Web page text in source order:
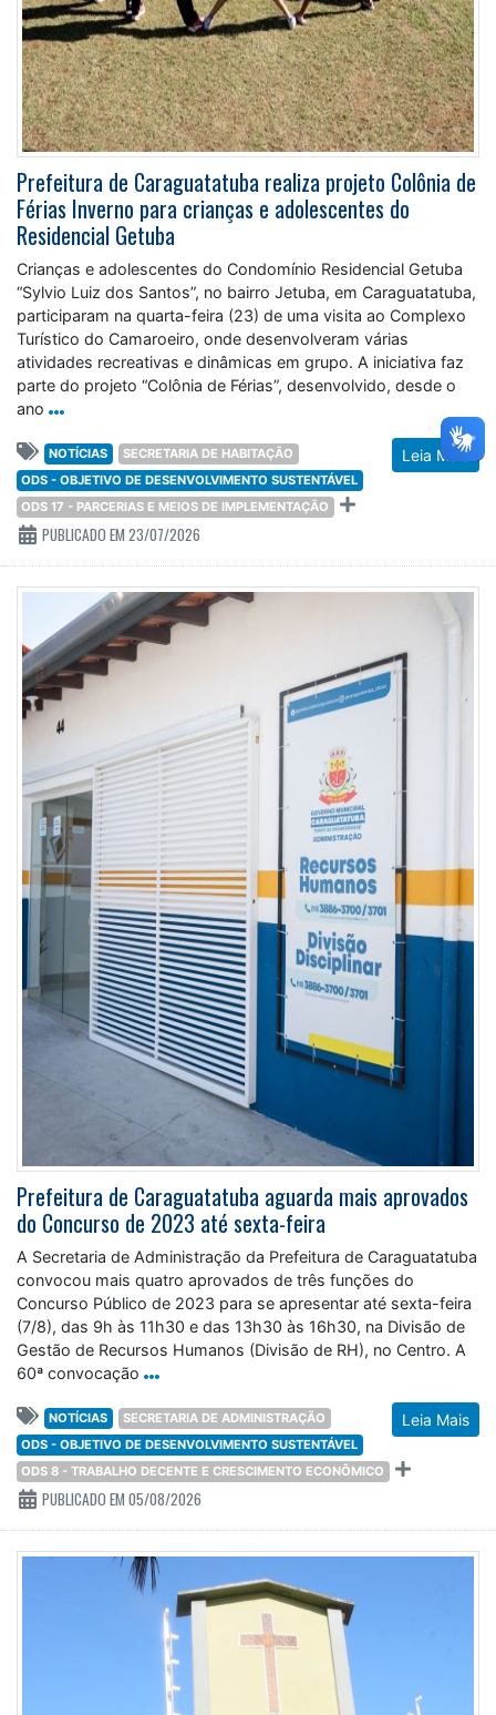
Prefeitura de Caraguatatuba realiza projeto Colônia de
Férias Inverno para crianças e adolescentes do
Residencial Getuba
Crianças e adolescentes do Condomínio Residencial Getuba
“Sylvio Luiz dos Santos”, no bairro Jetuba, em Caraguatatuba,
participaram na quarta-feira (23) de uma visita ao Complexo
Turístico do Camaroeiro, onde desenvolveram várias
atividades recreativas e dinâmicas em grupo. A iniciativa faz
parte do projeto “Colônia de Férias”, desenvolvido, desde o
ano
Leia Mais
NOTÍCIAS
SECRETARIA DE HABITAÇÃO
ODS - OBJETIVO DE DESENVOLVIMENTO SUSTENTÁVEL
ODS 17 - PARCERIAS E MEIOS DE IMPLEMENTAÇÃO
PUBLICADO EM 23/07/2026
Prefeitura de Caraguatatuba aguarda mais aprovados
do Concurso de 2023 até sexta-feira
A Secretaria de Administração da Prefeitura de Caraguatatuba
convocou mais quatro aprovados de três funções do
Concurso Público de 2023 para se apresentar até sexta-feira
(7/8), das 9h às 11h30 e das 13h30 às 16h30, na Divisão de
Gestão de Recursos Humanos (Divisão de RH), no Centro. A
60ª convocação
Leia Mais
NOTÍCIAS
SECRETARIA DE ADMINISTRAÇÃO
ODS - OBJETIVO DE DESENVOLVIMENTO SUSTENTÁVEL
ODS 8 - TRABALHO DECENTE E CRESCIMENTO ECONÔMICO
PUBLICADO EM 05/08/2026